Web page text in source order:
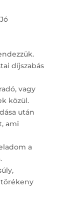
díjszabás
vagy
közül.
után
ami
a
törékeny